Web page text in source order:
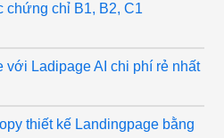
chứng chỉ B1, B2, C1
với Ladipage AI chi phí rẻ nhất
thiết kế Landingpage bằng